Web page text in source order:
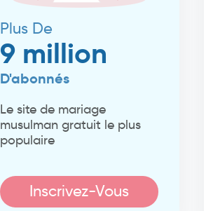
Plus De
9 million
D'abonnés
Le site de mariage
musulman gratuit le plus
populaire
Inscrivez-Vous